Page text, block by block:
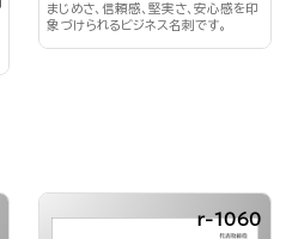
まじめさ、信頼感、堅実さ、安心感を印
象づけられるビジネス名刺です。
r-1060